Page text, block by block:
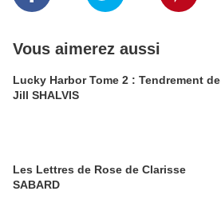
Vous aimerez aussi
Lucky Harbor Tome 2 : Tendrement de
Jill SHALVIS
Les Lettres de Rose de Clarisse
SABARD